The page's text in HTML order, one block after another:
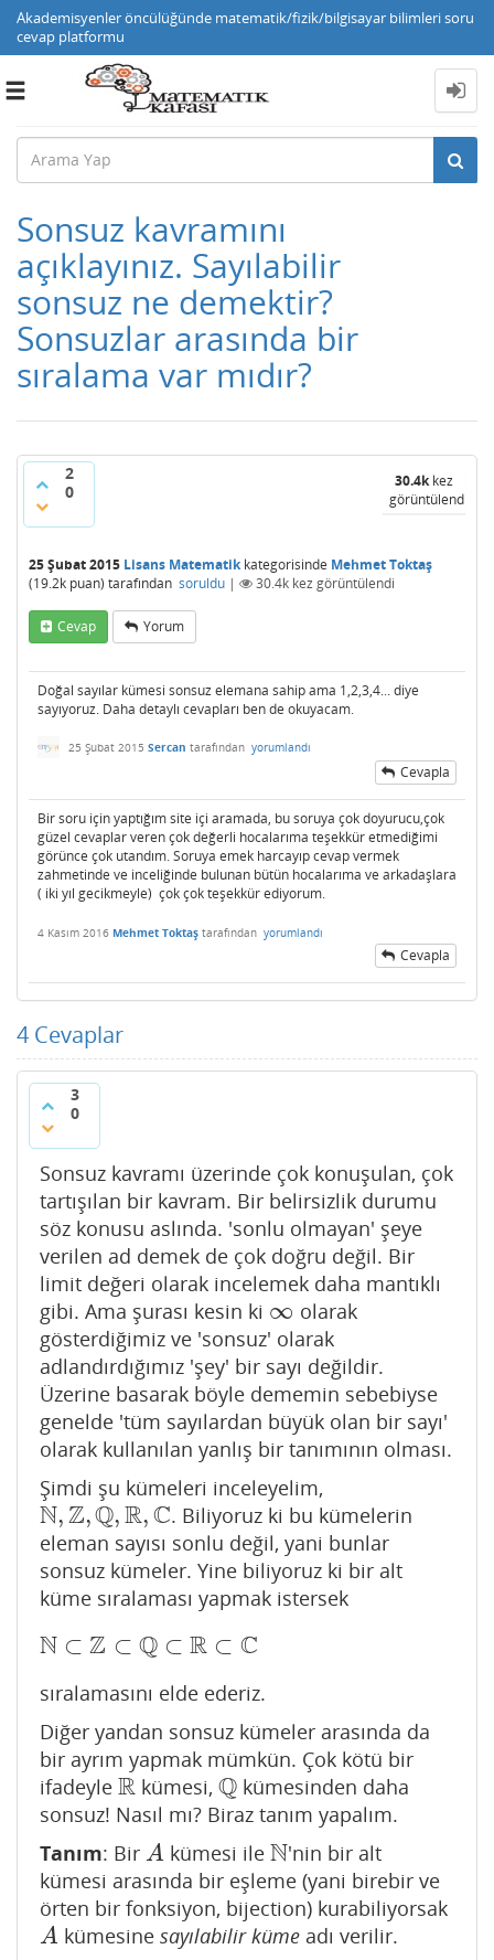
Akademisyenler öncülüğünde matematik/fizik/bilgisayar bilimleri soru
cevap platformu
Toggle
Sonsuz kavramını
açıklayınız. Sayılabilir
sonsuz ne demektir?
Sonsuzlar arasında bir
sıralama var mıdır?
2
0
30.4kkez
görüntülendi
25 Şubat 2015 Lisans Matematikkategorisinde Mehmet Toktaş
(19.2k puan) tarafından soruldu | 30.4k kez görüntülendi
Cevap Yorum
Doğal sayılar kümesi sonsuz elemana sahip ama 1,2,3,4... diye
sayıyoruz. Daha detaylı cevapları ben de okuyacam.
25 Şubat 2015 Sercan tarafından yorumlandı
Cevapla
Bir soru için yaptığım site içi aramada, bu soruya çok doyurucu,çok
güzel cevaplar veren çok değerli hocalarıma teşekkür etmediğimi
görünce çok utandım. Soruya emek harcayıp cevap vermek
zahmetinde ve inceliğinde bulunan bütün hocalarıma ve arkadaşlara
( iki yıl gecikmeyle) çok çok teşekkür ediyorum.
4 Kasım 2016 Mehmet Toktaş tarafından yorumlandı
Cevapla
4 Cevaplar
3
0
Sonsuz kavramı üzerinde çok konuşulan, çok
tartışılan bir kavram. Bir belirsizlik durumu
söz konusu aslında. 'sonlu olmayan' şeye
verilen ad demek de çok doğru değil. Bir
limit değeri olarak incelemek daha mantıklı
gibi. Ama şurası kesin ki ∞
∞
olarak
gösterdiğimiz ve 'sonsuz' olarak
adlandırdığımız 'şey' bir sayı değildir.
Üzerine basarak böyle dememin sebebiyse
genelde 'tüm sayılardan büyük olan bir sayı'
olarak kullanılan yanlış bir tanımının olması.
Şimdi şu kümeleri inceleyelim,
N,Z,Q,R,C
N,Z,QR,C
. Biliyoruz ki bu kümelerin
eleman sayısı sonlu değil, yani bunlar
sonsuz kümeler. Yine biliyoruz ki bir alt
küme sıralaması yapmak istersek
N ⊂ Z ⊂ Q ⊂ R ⊂ C
N⊂ Z⊂Q ⊂R ⊂C
sıralamasını elde ederiz.
Diğer yandan sonsuz kümeler arasında da
bir ayrım yapmak mümkün. Çok kötü bir
ifadeyle R
R kümesi,Q
Q kümesinden daha
sonsuz! Nasıl mı? Biraz tanım yapalım.
Tanım: Bir A
A kümesi ile N
N'nin bir alt
kümesi arasında bir eşleme (yani birebir ve
örten bir fonksiyon, bijection) kurabiliyorsak
A
A kümesine sayılabilir kümeadı verilir.